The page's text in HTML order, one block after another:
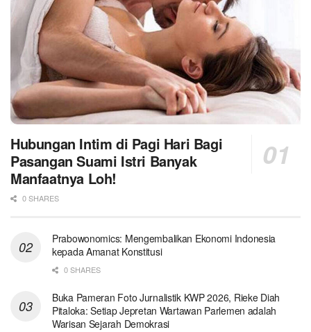
Hubungan Intim di Pagi Hari Bagi
Pasangan Suami Istri Banyak
Manfaatnya Loh!
0 SHARES
Prabowonomics: Mengembalikan Ekonomi Indonesia
kepada Amanat Konstitusi
0 SHARES
Buka Pameran Foto Jurnalistik KWP 2026, Rieke Diah
Pitaloka: Setiap Jepretan Wartawan Parlemen adalah
Warisan Sejarah Demokrasi